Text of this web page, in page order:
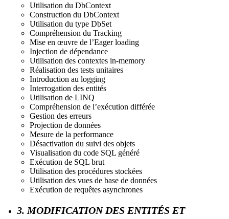
Utilisation du DbContext
Construction du DbContext
Utilisation du type DbSet
Compréhension du Tracking
Mise en œuvre de l’Eager loading
Injection de dépendance
Utilisation des contextes in-memory
Réalisation des tests unitaires
Introduction au logging
Interrogation des entités
Utilisation de LINQ
Compréhension de l’exécution différée
Gestion des erreurs
Projection de données
Mesure de la performance
Désactivation du suivi des objets
Visualisation du code SQL généré
Exécution de SQL brut
Utilisation des procédures stockées
Utilisation des vues de base de données
Exécution de requêtes asynchrones
3. MODIFICATION DES ENTITÉS ET